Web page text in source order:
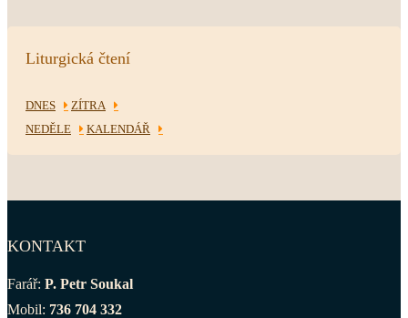
Liturgická čtení
DNES
ZÍTRA
NEDĚLE
KALENDÁŘ
KONTAKT
Farář: P. Petr Soukal
Mobil: 736 704 332